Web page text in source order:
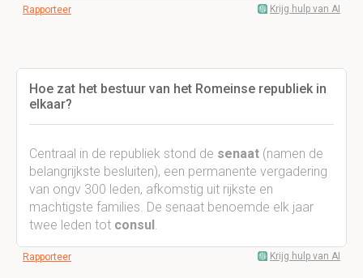
Rapporteer Krijg hulp van AI
Hoe zat het bestuur van het Romeinse republiek in
elkaar?
Centraal in de republiek stond de senaat (namen de
belangrijkste besluiten), een permanente vergadering
van ongv 300 leden, afkomstig uit rijkste en
machtigste families. De senaat benoemde elk jaar
twee leden tot consul.
Rapporteer Krijg hulp van AI